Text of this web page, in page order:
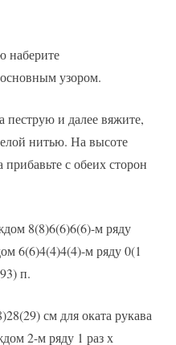
наберите
узором.
пеструю и далее вяжите,
нитью. На высоте
с обеих сторон
8(8)6(6)6(6)-м ряду
6(6)4(4)4(4)-м ряду 0(1
п.
см для оката рукава
2-м ряду 1 раз х